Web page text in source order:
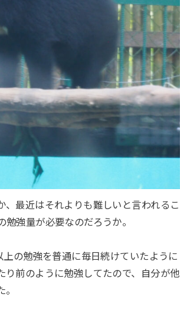
最近はそれよりも難しいと言われるこ
強量が必要なのだろうか。
の勉強を普通に毎日続けていたように
前のように勉強してたので、自分が他